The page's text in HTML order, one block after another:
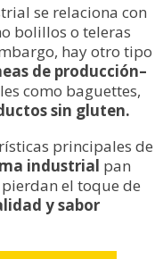
se relaciona con
bolillos o teleras
hay otro tipo
de producción–
como baguettes,
sin gluten.
principales de
industrial pan
el toque de
y sabor